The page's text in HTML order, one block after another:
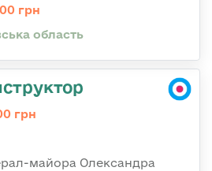
грн
область
грн
майора Олександра